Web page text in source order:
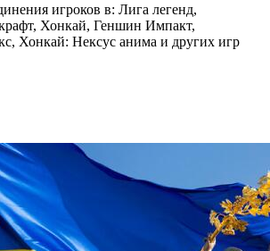
игроков в: Лига легенд,
Хонкай, Геншин Импакт,
Хонкай: Нексус анима и других игр